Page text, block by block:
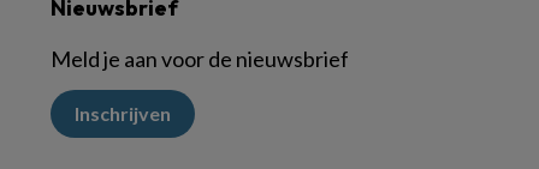
Nieuwsbrief
Meld je aan voor de nieuwsbrief
Inschrijven